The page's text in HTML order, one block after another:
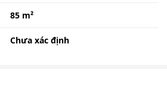
85 m²
Chưa xác định